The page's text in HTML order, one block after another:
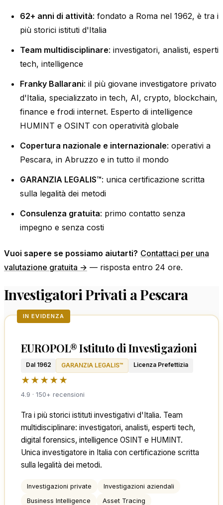
62+ anni di attività: fondato a Roma nel 1962, è tra i
più storici istituti d'Italia
Team multidisciplinare: investigatori, analisti, esperti
tech, intelligence
Franky Ballarani: il più giovane investigatore privato
d'Italia, specializzato in tech, AI, crypto, blockchain,
finance e frodi internet. Esperto di intelligence
HUMINT e OSINT con operatività globale
Copertura nazionale e internazionale: operativi a
Pescara, in Abruzzo e in tutto il mondo
GARANZIA LEGALIS™: unica certificazione scritta
sulla legalità dei metodi
Consulenza gratuita: primo contatto senza
impegno e senza costi
Vuoi sapere se possiamo aiutarti? Contattaci per una
valutazione gratuita → — risposta entro 24 ore.
Investigatori Privati a Pescara
IN EVIDENZA
EUROPOL® Istituto di Investigazioni
Dal 1962 GARANZIA LEGALIS™ Licenza Prefettizia
★★★★★
4.9 · 150+ recensioni
Tra i più storici istituti investigativi d'Italia. Team
multidisciplinare: investigatori, analisti, esperti tech,
digital forensics, intelligence OSINT e HUMINT.
Unica investigatore in Italia con certificazione scritta
sulla legalità dei metodi.
Investigazioni private
Investigazioni aziendali
Business Intelligence
Asset Tracing